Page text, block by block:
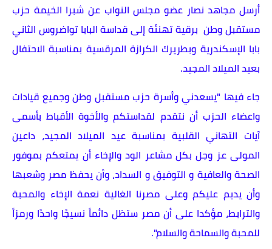
أرسل مجاهد نصار عضو مجلس النواب عن شبرا الخيمة حزب
مستقبل وطن برقية تهنئة إلى قداسة البابا تواضروس الثاني
بابا الإسكندرية وبطريرك الكرازة المرقسية بمناسبة الاحتفال
بعيد الميلاد المجيد.
جاء فيها "يسعدني وأسرة حزب مستقبل وطن وجميع قيادات
واعضاء الحزب أن نتقدم لقداستكم والأخوة الأقباط بأسمى
آيات التهاني القلبية بمناسبة عيد الميلاد المجيد، داعين
المولى عز وجل بكل مشاعر الود والإخاء أن يمتعكم بموفور
الصحة والعافية و التوفيق و السداد، وأن يحفظ مصر وشعبها
وأن يديم عليكم وعلى مصرنا الغالية نعمة الإخاء والمحبة
والترابط، مؤكدا على أن مصر ستظل دائماً نسيجًا واحدًا ورمزاً
للمحبة والسماحة والسلام".